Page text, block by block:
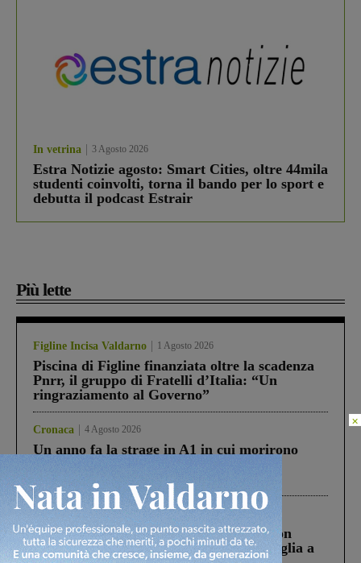
In vetrina 3 Agosto 2026
Estra Notizie agosto: Smart Cities, oltre 44mila
studenti coinvolti, torna il bando per lo sport e
debutta il podcast Estrair
Più lette
Figline Incisa Valdarno 1 Agosto 2026
Piscina di Figline finanziata oltre la scadenza
Pnrr, il gruppo di Fratelli d’Italia: “Un
ringraziamento al Governo”
Cronaca 4 Agosto 2026
Un anno fa la strage in A1 in cui morirono
Gianni, Giulia e Franco. Lo schianto, il
processo, lo stop ai sorpassi fra tir....
Cronaca 3 Agosto 2026
Scomparso da una struttura di Castiglion
Fiorentino l’uomo che aveva ucciso la figlia a
×